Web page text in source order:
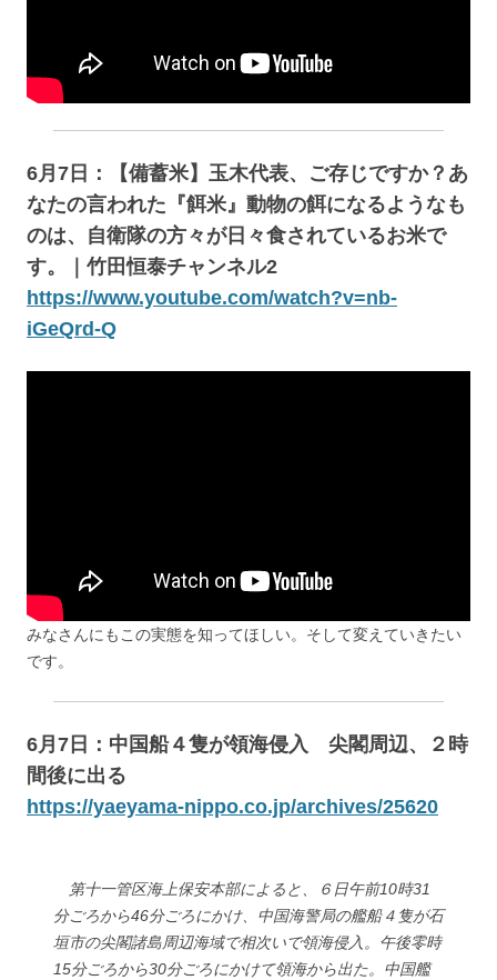
6月7日：【備蓄米】玉木代表、ご存じですか？あ
なたの言われた『餌米』動物の餌になるようなも
のは、自衛隊の方々が日々食されているお米で
す。｜竹田恒泰チャンネル2
https://www.youtube.com/watch?v=nb-
iGeQrd-Q
みなさんにもこの実態を知ってほしい。そして変えていきたい
です。
6月7日：中国船４隻が領海侵入 尖閣周辺、２時
間後に出る
https://yaeyama-nippo.co.jp/archives/25620
第十一管区海上保安本部によると、６日午前10時31
分ごろから46分ごろにかけ、中国海警局の艦船４隻が石
垣市の尖閣諸島周辺海域で相次いで領海侵入。午後零時
15分ごろから30分ごろにかけて領海から出た。中国艦